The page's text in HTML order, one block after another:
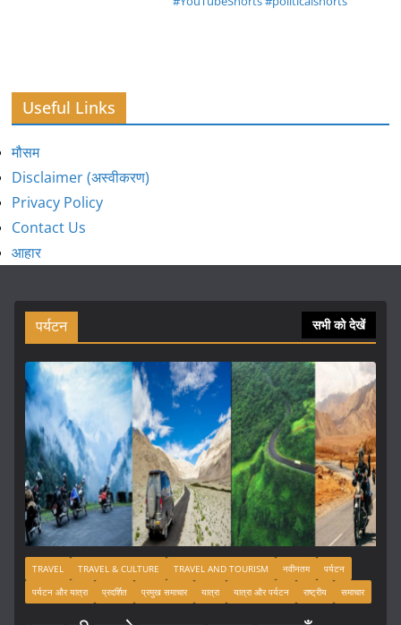
Useful Links
मौसम
Disclaimer (अस्वीकरण)
Privacy Policy
Contact Us
आहार
पर्यटन सभी को देखें
TRAVEL TRAVEL & CULTURE TRAVEL AND TOURISM नवीनतम
पर्यटन
पर्यटन और यात्रा
प्रदर्शित प्रमुख समाचार यात्रा यात्रा और पर्यटन राष्ट्रीय समाचार